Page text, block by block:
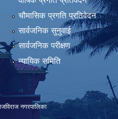
चौमासिक प्रगति प्रतिवेदन
सार्वजनिक सुनुवाई
सार्वजनिक परीक्षण
न्यायिक समिति
नगरपालिका